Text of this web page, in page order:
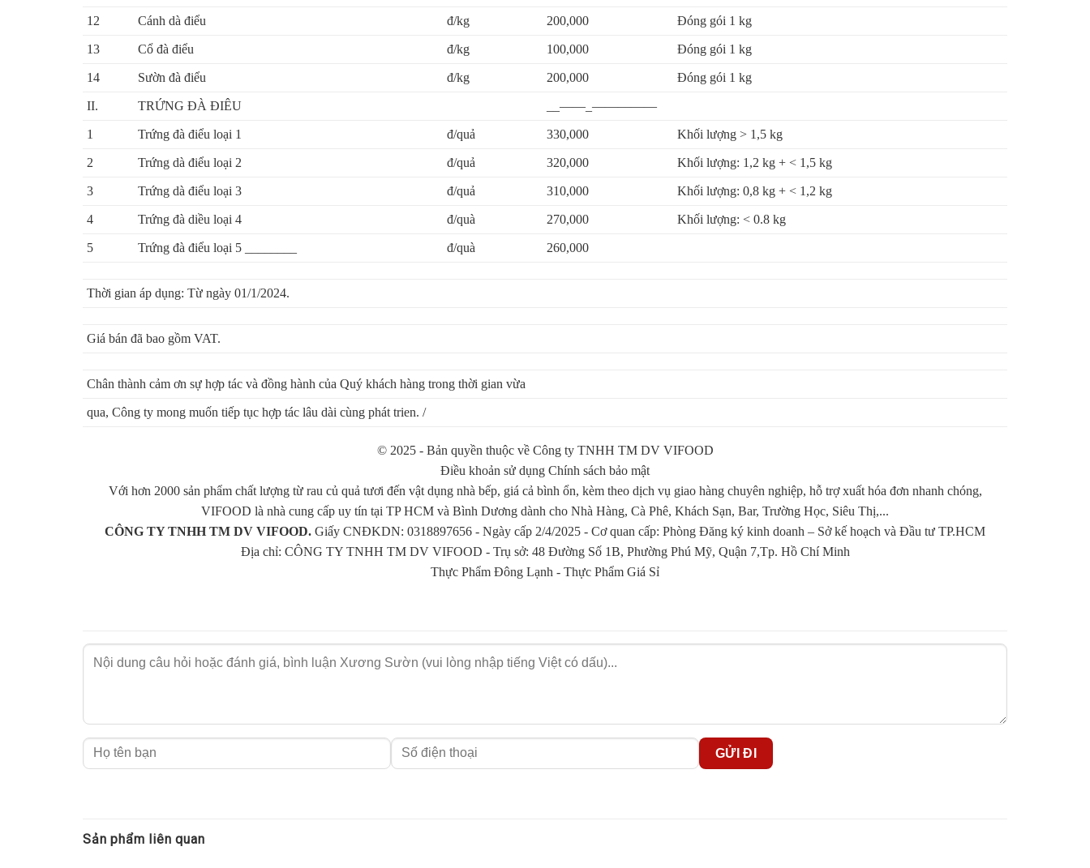
12 Cánh dà điểu đ/kg 200,000 Đóng gói 1 kg
13 Cổ đà điểu đ/kg 100,000 Đóng gói 1 kg
14 Sườn đà điểu đ/kg 200,000 Đóng gói 1 kg
II. TRỨNG ĐÀ ĐIÊU __——_—————
1 Trứng đà điểu loại 1 đ/quả 330,000 Khối lượng > 1,5 kg
2 Trứng dà điểu loại 2 đ/quả 320,000 Khối lượng: 1,2 kg + < 1,5 kg
3 Trứng dà điểu loại 3 đ/quả 310,000 Khối lượng: 0,8 kg + < 1,2 kg
4 Trứng đà diều loại 4 đ/quà 270,000 Khối lượng: < 0.8 kg
5 Trứng đà điểu loại 5 ________ đ/quà 260,000
Thời gian áp dụng: Từ ngày 01/1/2024.
Giá bán đã bao gồm VAT.
Chân thành cảm ơn sự hợp tác và đồng hành của Quý khách hàng trong thời gian vừa
qua, Công ty mong muốn tiếp tục hợp tác lâu dài cùng phát trien. /
© 2025 - Bản quyền thuộc về Công ty TNHH TM DV VIFOOD
Điều khoản sử dụng Chính sách bảo mật
Với hơn 2000 sản phẩm chất lượng từ rau củ quả tươi đến vật dụng nhà bếp, giá cả bình ổn, kèm theo dịch vụ giao hàng chuyên nghiệp, hỗ trợ xuất hóa đơn nhanh chóng,
VIFOOD là nhà cung cấp uy tín tại TP HCM và Bình Dương dành cho Nhà Hàng, Cà Phê, Khách Sạn, Bar, Trường Học, Siêu Thị,...
CÔNG TY TNHH TM DV VIFOOD. Giấy CNĐKDN: 0318897656 - Ngày cấp 2/4/2025 - Cơ quan cấp: Phòng Đăng ký kinh doanh – Sở kế hoạch và Đầu tư TP.HCM
Địa chỉ: CÔNG TY TNHH TM DV VIFOOD - Trụ sở: 48 Đường Số 1B, Phường Phú Mỹ, Quận 7,Tp. Hồ Chí Minh
Thực Phẩm Đông Lạnh - Thực Phẩm Giá Sỉ
Sản phẩm liên quan